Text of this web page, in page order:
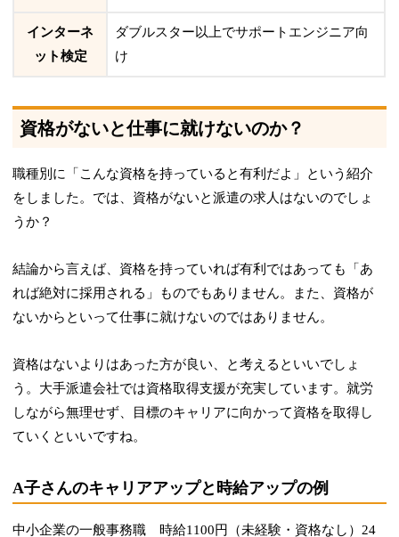
インターネ
ット検定
ダブルスター以上でサポートエンジニア向
け
資格がないと仕事に就けないのか？
職種別に「こんな資格を持っていると有利だよ」という紹介
をしました。では、資格がないと派遣の求人はないのでしょ
うか？
結論から言えば、資格を持っていれば有利ではあっても「あ
れば絶対に採用される」ものでもありません。また、資格が
ないからといって仕事に就けないのではありません。
資格はないよりはあった方が良い、と考えるといいでしょ
う。大手派遣会社では資格取得支援が充実しています。就労
しながら無理せず、目標のキャリアに向かって資格を取得し
ていくといいですね。
A子さんのキャリアアップと時給アップの例
中小企業の一般事務職 時給1100円（未経験・資格なし）24